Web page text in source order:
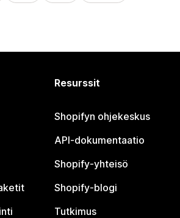
Resurssit
Shopifyn ohjekeskus
API-dokumentaatio
Shopify-yhteisö
Shopify-blogi
Tutkimus